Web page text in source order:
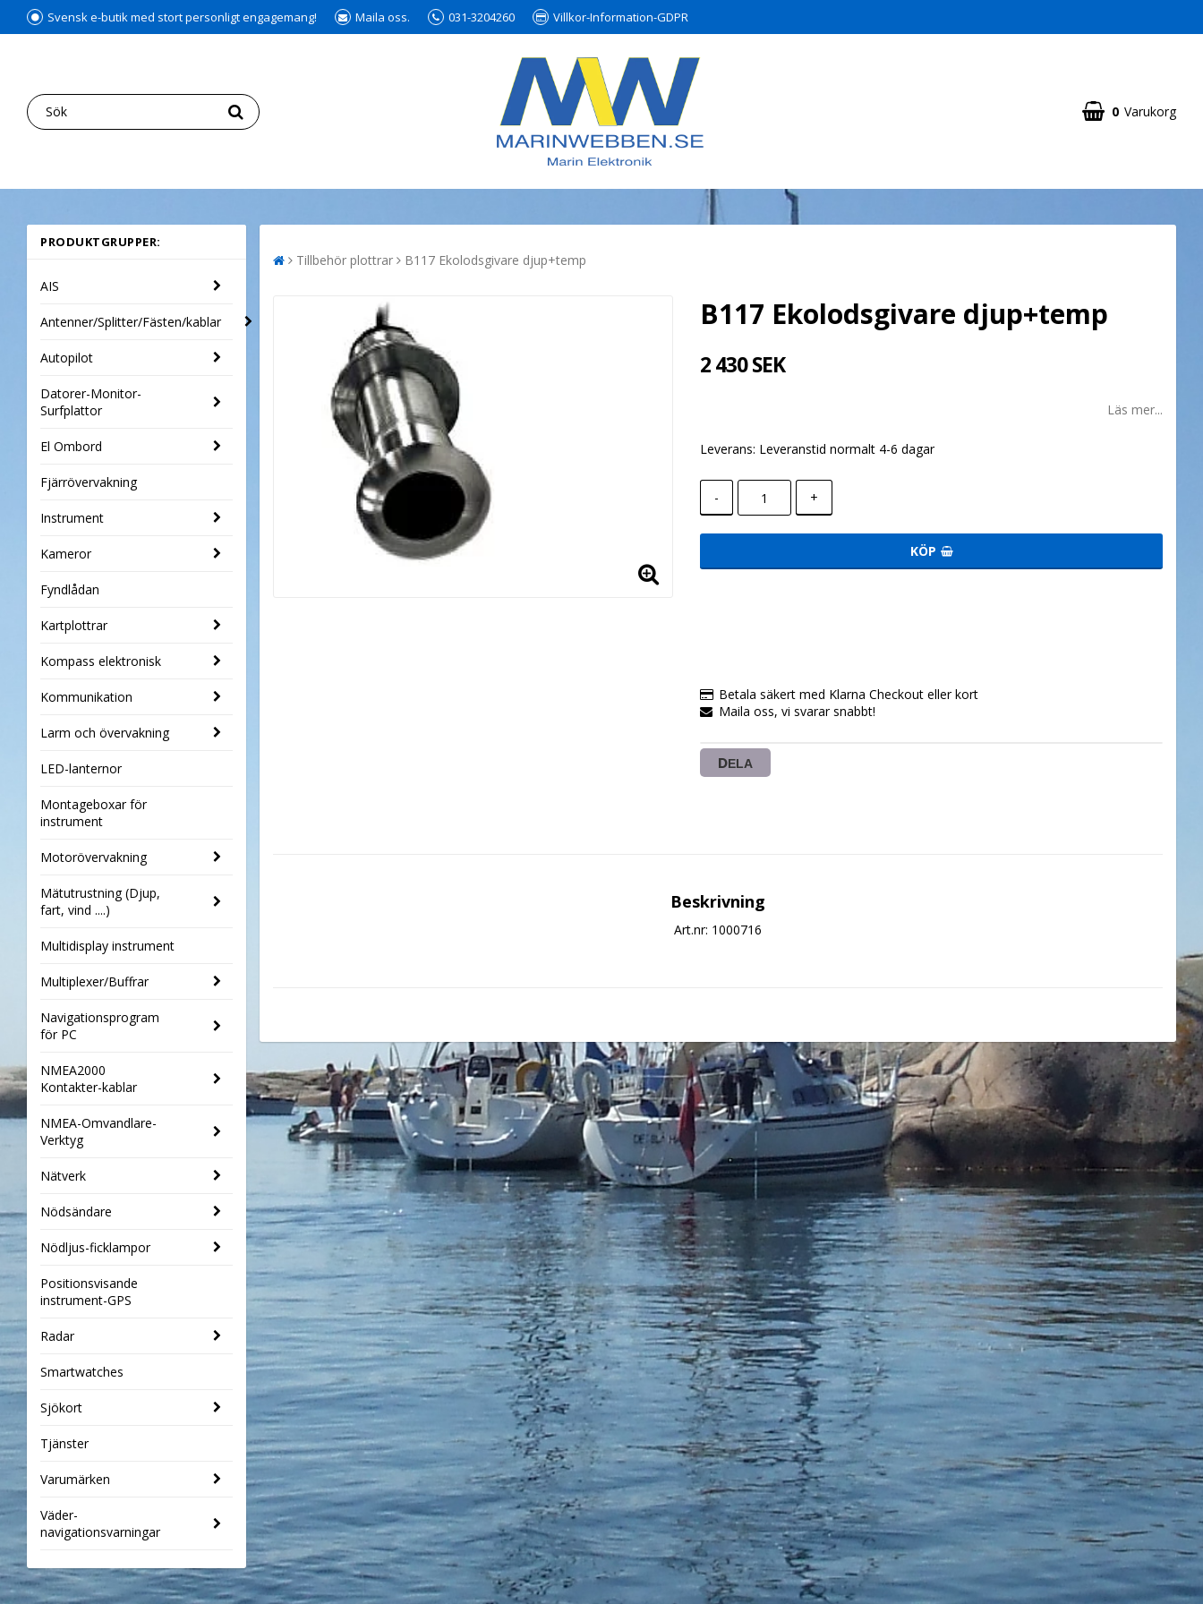
Svensk e-butik med stort personligt engagemang! Maila oss. 031-3204260 Villkor-Information-GDPR
0 Varukorg
PRODUKTGRUPPER:
AIS
Antenner/Splitter/Fästen/kablar
Autopilot
Datorer-Monitor-
Surfplattor
El Ombord
Fjärrövervakning
Instrument
Kameror
Fyndlådan
Kartplottrar
Kompass elektronisk
Kommunikation
Larm och övervakning
LED-lanternor
Montageboxar för
instrument
Motorövervakning
Mätutrustning (Djup,
fart, vind ....)
Multidisplay instrument
Multiplexer/Buffrar
Navigationsprogram
för PC
NMEA2000
Kontakter-kablar
NMEA-Omvandlare-
Verktyg
Nätverk
Nödsändare
Nödljus-ficklampor
Positionsvisande
instrument-GPS
Radar
Smartwatches
Sjökort
Tjänster
Varumärken
Väder-
navigationsvarningar
Tillbehör plottrar B117 Ekolodsgivare djup+temp
B117 Ekolodsgivare djup+temp
2 430 SEK
Läs mer...
Leverans: Leveranstid normalt 4-6 dagar
- +
KÖP
Betala säkert med Klarna Checkout eller kort
Maila oss, vi svarar snabbt!
DELA
Beskrivning
Art.nr: 1000716